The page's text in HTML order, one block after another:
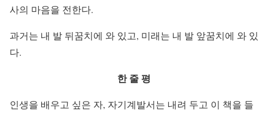
사의 마음을 전한다.
과거는 내 발 뒤꿈치에 와 있고, 미래는 내 발 앞꿈치에 와 있
다.
한 줄평
인생을 배우고 싶은 자, 자기계발서는 내려 두고 이 책을 들